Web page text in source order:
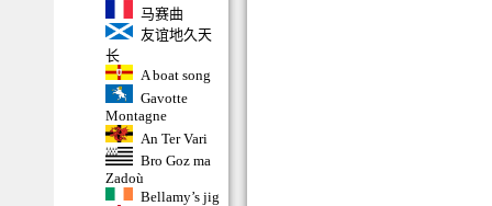
马赛曲
友谊地久天
长
A boat song
Gavotte
Montagne
An Ter Vari
Bro Goz ma
Zadoù
Bellamy’s jig